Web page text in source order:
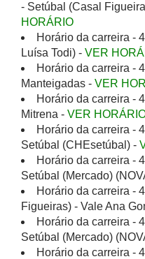
- Setúbal (Casal
HORÁRIO
Horário da carreira -
Luísa Todi) - VER
Horário da carreira -
Manteigadas - VER
Horário da carreira -
Mitrena - VER
Horário da carreira -
Setúbal (CHEsetúbal) -
Horário da carreira -
Setúbal (Mercado)
Horário da carreira -
Figueiras) - Vale Ana
Horário da carreira -
Setúbal (Mercado)
Horário da carreira -